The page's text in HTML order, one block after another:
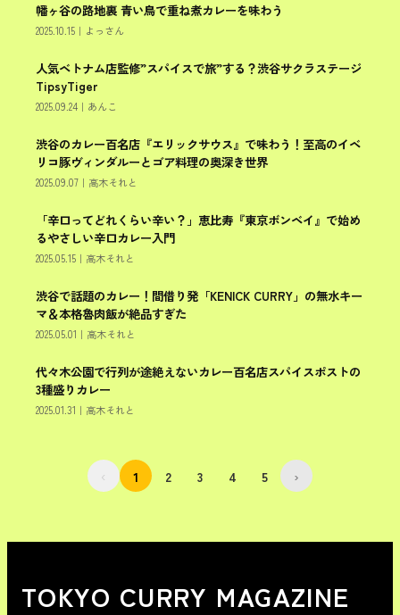
渋谷区
幡ヶ谷の路地裏 青い鳥で重ね煮カレーを味わう
2025.10.15 ｜ よっさん
渋谷区
人気ベトナム店監修”スパイスで旅”する？渋谷サクラステージ
TipsyTiger
2025.09.24 ｜ あんこ
渋谷区
渋谷のカレー百名店『エリックサウス』で味わう！至高のイベ
リコ豚ヴィンダルーとゴア料理の奥深き世界
2025.09.07 ｜ 高木それと
渋谷区
「辛口ってどれくらい辛い？」恵比寿『東京ボンベイ』で始め
るやさしい辛口カレー入門
2025.05.15 ｜ 高木それと
渋谷区
渋谷で話題のカレー！間借り発「KENICK CURRY」の無水キー
マ＆本格魯肉飯が絶品すぎた
2025.05.01 ｜ 高木それと
渋谷区
代々木公園で行列が途絶えないカレー百名店スパイスポストの
3種盛りカレー
2025.01.31 ｜ 高木それと
‹ 1 2 3 4 5 ›
TOKYO CURRY MAGAZINE